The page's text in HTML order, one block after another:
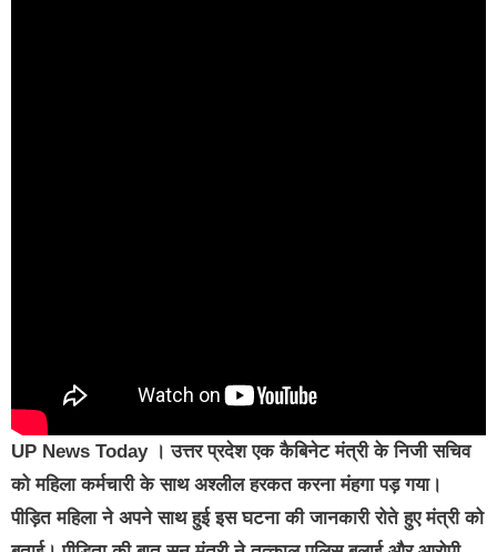
UP News Today। उत्तर प्रदेश एक कैबिनेट मंत्री के निजी सचिव
को महिला कर्मचारी के साथ अश्लील हरकत करना मंहगा पड़ गया।
पीड़ित महिला ने अपने साथ हुई इस घटना की जानकारी रोते हुए मंत्री को